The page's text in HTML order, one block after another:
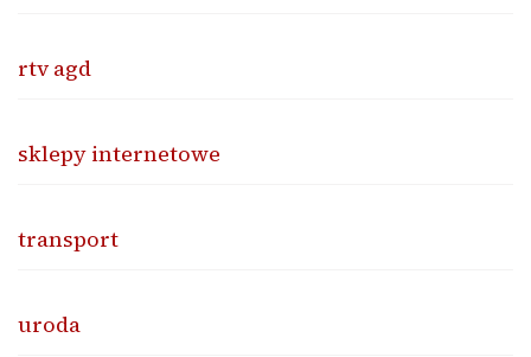
rtv agd
sklepy internetowe
transport
uroda